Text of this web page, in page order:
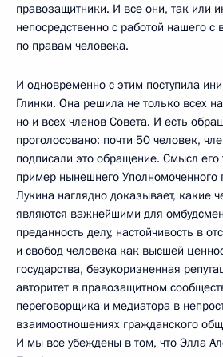
правозащитники. И все они, так или
непосредственно с работой нашего с
по правам человека.
И одновременно с этим поступила
Глинки. Она решила не только всех
но и всех членов Совета. И есть
проголосовано: почти 50 человек,
подписали это обращение. Смысл его
пример нынешнего Уполномоченного
Лукина наглядно доказывает, какие
являются важнейшими для
преданность делу, настойчивость в
и свобод человека как высшей
государства, безукоризненная
авторитет в правозащитном
переговорщика и медиатора в
взаимоотношениях гражданского
И мы все убеждены в том, что Элла